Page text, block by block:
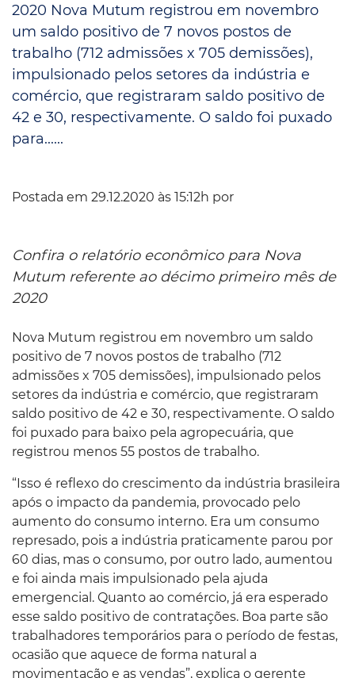
2020 Nova Mutum registrou em novembro
um saldo positivo de 7 novos postos de
trabalho (712 admissões x 705 demissões),
impulsionado pelos setores da indústria e
comércio, que registraram saldo positivo de
42 e 30, respectivamente. O saldo foi puxado
para......
Postada em 29.12.2020 às 15:12h por
Confira o relatório econômico para Nova
Mutum referente ao décimo primeiro mês de
2020
Nova Mutum registrou em novembro um saldo
positivo de 7 novos postos de trabalho (712
admissões x 705 demissões), impulsionado pelos
setores da indústria e comércio, que registraram
saldo positivo de 42 e 30, respectivamente. O saldo
foi puxado para baixo pela agropecuária, que
registrou menos 55 postos de trabalho.
“Isso é reflexo do crescimento da indústria brasileira
após o impacto da pandemia, provocado pelo
aumento do consumo interno. Era um consumo
represado, pois a indústria praticamente parou por
60 dias, mas o consumo, por outro lado, aumentou
e foi ainda mais impulsionado pela ajuda
emergencial. Quanto ao comércio, já era esperado
esse saldo positivo de contratações. Boa parte são
trabalhadores temporários para o período de festas,
ocasião que aquece de forma natural a
movimentação e as vendas”, explica o gerente